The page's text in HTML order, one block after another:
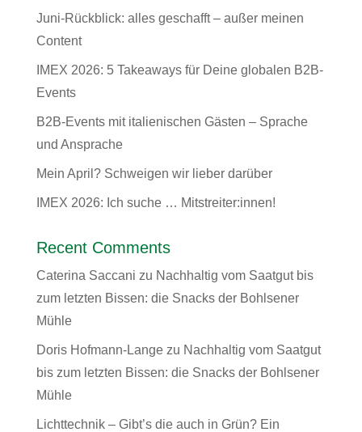
Juni-Rückblick: alles geschafft – außer meinen
Content
IMEX 2026: 5 Takeaways für Deine globalen B2B-
Events
B2B-Events mit italienischen Gästen – Sprache
und Ansprache
Mein April? Schweigen wir lieber darüber
IMEX 2026: Ich suche … Mitstreiter:innen!
Recent Comments
Caterina Saccani zu Nachhaltig vom Saatgut bis
zum letzten Bissen: die Snacks der Bohlsener
Mühle
Doris Hofmann-Langezu Nachhaltig vom Saatgut
bis zum letzten Bissen: die Snacks der Bohlsener
Mühle
Lichttechnik – Gibt’s die auch in Grün? Ein